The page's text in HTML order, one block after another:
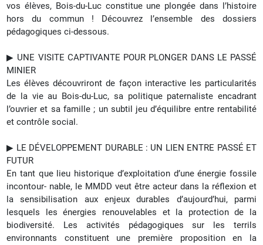
vos élèves, Bois-du-Luc constitue une plongée dans l’histoire
hors du commun !
Découvrez l’ensemble des dossiers
pédagogiques ci-dessous.
▶︎ UNE VISITE CAPTIVANTE POUR PLONGER DANS LE PASSÉ
MINIER
Les élèves découvriront de façon interactive les particularités
de la vie au Bois-du-Luc, sa politique paternaliste encadrant
l’ouvrier et sa famille ; un subtil jeu d’équilibre entre rentabilité
et contrôle social.
▶︎ LE DÉVELOPPEMENT DURABLE : UN LIEN ENTRE PASSÉ ET
FUTUR
En tant que lieu historique d’exploitation d’une énergie fossile
incontour- nable, le MMDD veut être acteur dans la réflexion et
la sensibilisation aux enjeux durables d’aujourd’hui, parmi
lesquels les énergies renouvelables et la protection de la
biodiversité. Les activités pédagogiques sur les terrils
environnants constituent une première proposition en la